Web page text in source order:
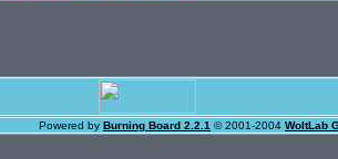
Powered by Burning Board 2.2.1 © 2001-2004 WoltLab